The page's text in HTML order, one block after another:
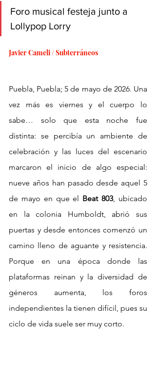
Foro musical festeja junto a
Lollypop Lorry
Javier Cameli / Subterráneos
Puebla, Puebla; 5 de mayo de 2026. Una
vez más es viernes y el cuerpo lo
sabe… solo que esta noche fue
distinta: se percibía un ambiente de
celebración y las luces del escenario
marcaron el inicio de algo especial:
nueve años han pasado desde aquel 5
de mayo en que el Beat 803, ubicado
en la colonia Humboldt, abrió sus
puertas y desde entonces comenzó un
camino lleno de aguante y resistencia.
Porque en una época donde las
plataformas reinan y la diversidad de
géneros aumenta, los foros
independientes la tienen difícil, pues su
ciclo de vida suele ser muy corto.